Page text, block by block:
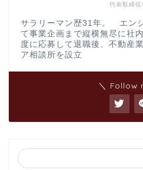
代表取締役
サラリーマン歴31年。 エン
て事業企画まで縦横無尽に社
度に応募して退職後、不動産
ア相談所を設立
＼ Follow